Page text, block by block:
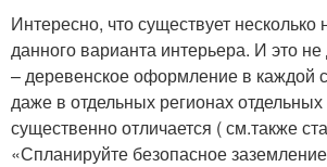
Интересно, что существует несколько
данного варианта интерьера. И это
– деревенское оформление в каждой
даже в отдельных регионах отдельных
существенно отличается ( см.также
«Спланируйте безопасное